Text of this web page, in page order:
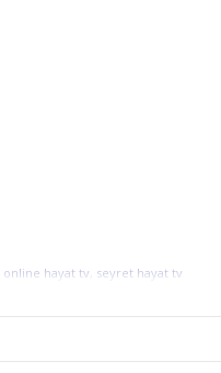
online hayat tv seyret hayat tv